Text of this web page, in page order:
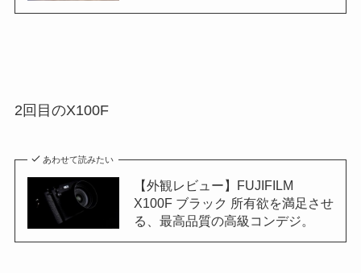
2回目のX100F
あわせて読みたい
【外観レビュー】FUJIFILM
X100F ブラック 所有欲を満足させ
る、最高品質の高級コンデジ。